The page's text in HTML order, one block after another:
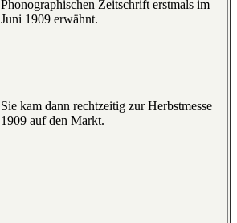
Phonographischen Zeitschrift erstmals im
Juni 1909 erwähnt.
Sie kam dann rechtzeitig zur Herbstmesse
1909 auf den Markt.